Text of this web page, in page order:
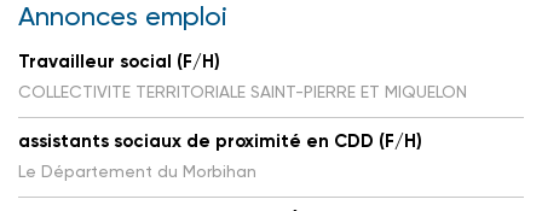
Annonces emploi
Travailleur social (F/H)
COLLECTIVITE TERRITORIALE SAINT-PIERRE ET MIQUELON
assistants sociaux de proximité en CDD (F/H)
Le Département du Morbihan